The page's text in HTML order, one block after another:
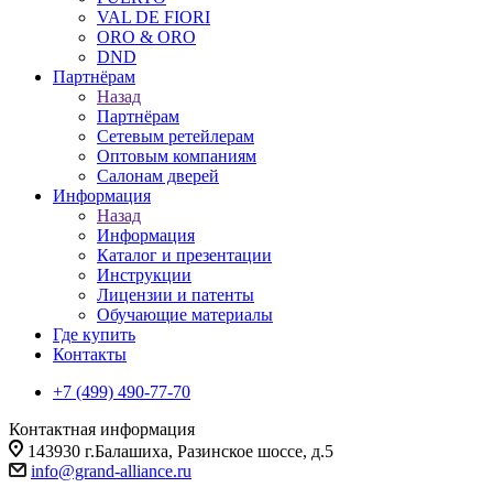
VAL DE FIORI
ORO & ORO
DND
Партнёрам
Назад
Партнёрам
Сетевым ретейлерам
Оптовым компаниям
Салонам дверей
Информация
Назад
Информация
Каталог и презентации
Инструкции
Лицензии и патенты
Обучающие материалы
Где купить
Контакты
+7 (499) 490-77-70
Контактная информация
143930 г.Балашиха, Разинское шоссе, д.5
info@grand-alliance.ru